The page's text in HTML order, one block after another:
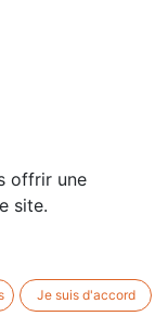
eCommerce
offrir une
site.
Je suis d'accord